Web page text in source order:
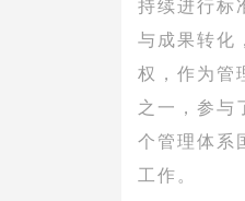
持续进行标
与成果转化
权，作为管
之一，参与
个管理体系
工作。